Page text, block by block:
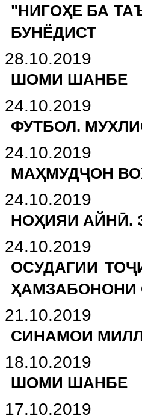
"НИГОҲЕ БА
БУНЁДИСТ
28.10.2019
ШОМИ ШАНБЕ
24.10.2019
ФУТБОЛ.
24.10.2019
МАҲМУДҶОН
24.10.2019
НОҲИЯИ АЙНӢ.
24.10.2019
ОСУДАГИИ
21.10.2019
СИНАМОИ
18.10.2019
ШОМИ ШАНБЕ
17.10.2019